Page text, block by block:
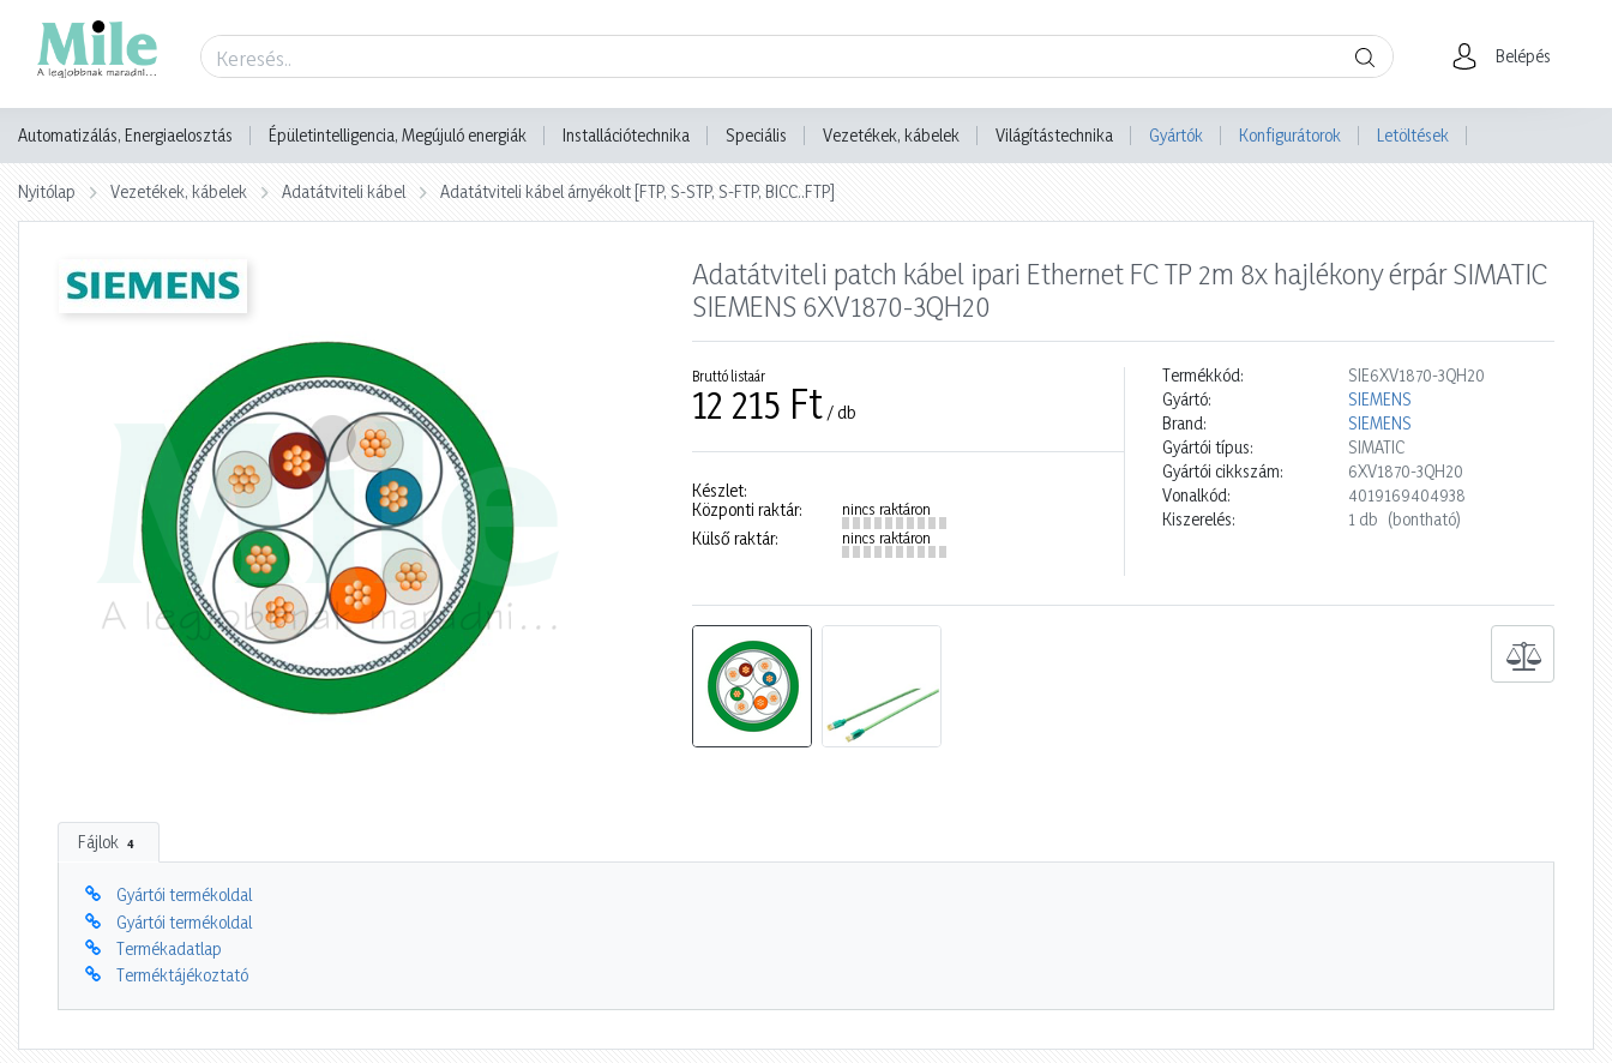
Belépés
Automatizálás, Energiaelosztás Épületintelligencia, Megújuló energiák Installációtechnika Speciális Vezetékek, kábelek Világítástechnika Gyártók Konfigurátorok Letöltések
Nyitólap Vezetékek, kábelek Adatátviteli kábel Adatátviteli kábel árnyékolt [FTP, S-STP, S-FTP, BICC..FTP]
Adatátviteli patch kábel ipari Ethernet FC TP 2m 8x hajlékony érpár SIMATIC
SIEMENS 6XV1870-3QH20
Bruttó listaár
12 215 Ft / db
Készlet:
Központi raktár:
nincs raktáron
Külső raktár: nincs raktáron
Termékkód:
SIE6XV1870-3QH20
Gyártó:
SIEMENS
Brand:
SIEMENS
Gyártói típus:
SIMATIC
Gyártói cikkszám:
6XV1870-3QH20
Vonalkód:
4019169404938
Kiszerelés:
1 db (bontható)
Fájlok 4
Gyártói termékoldal
Gyártói termékoldal
Termékadatlap
Terméktájékoztató
Termék adatlap